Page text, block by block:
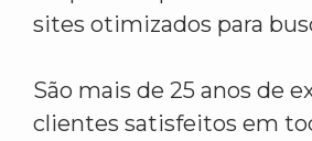
sites otimizados para
São mais de 25 anos de
clientes satisfeitos em